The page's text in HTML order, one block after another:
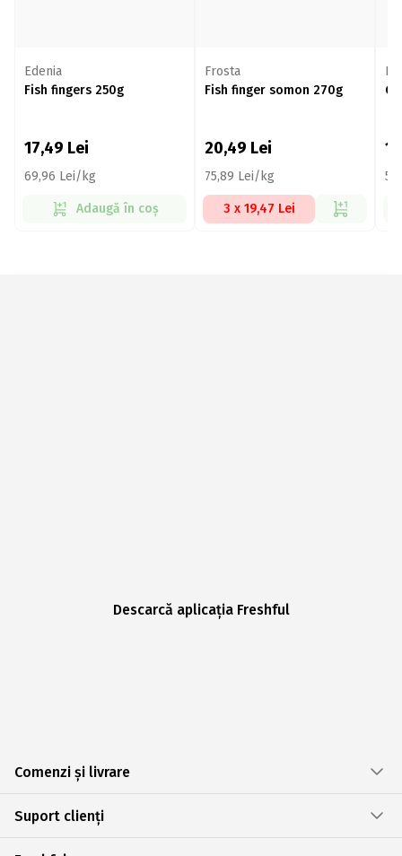
Edenia
Fish fingers 250g
17,49 Lei
69,96 Lei/kg
Adaugă în coș
Frosta
Fish finger somon 270g
20,49 Lei
75,89 Lei/kg
3 x 19,47 Lei
Descarcă aplicația Freshful
Comenzi și livrare
Suport clienți